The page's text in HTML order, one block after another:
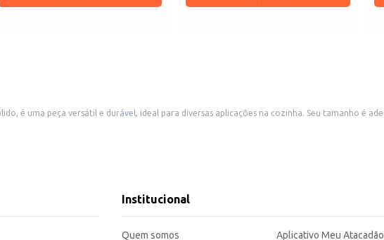
diversas aplicações na cozinha. Seu tamanho é adequado para o preparo de uma variedade de pratos, desde molhos e sopas até
dia a dia. Sua versatilidade a torna uma peça essencial para quem busca eficiência e qualidade no preparo de alimentos, seja para
Institucional
Quem somos Aplicativo Meu Atacadão